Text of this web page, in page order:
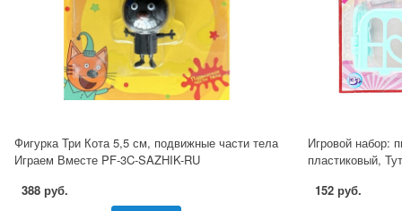
Фигурка Три Кота 5,5 см, подвижные части тела
Играем Вместе PF-3C-SAZHIK-RU
388 руб.
Игровой набор:
пластиковый,
152 руб.